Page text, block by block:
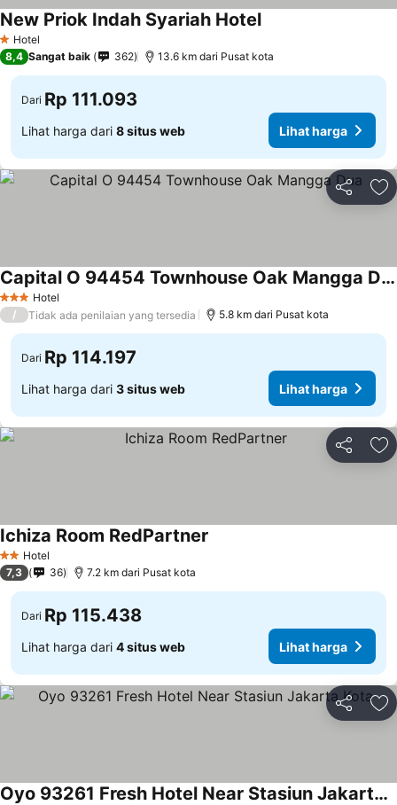
1 Bintang
Hotel
New Priok Indah Syariah HotelLihat harga
8,4 Sangat baik 362 13.6 km dari Pusat kota
Dari Rp 111.093
Lihat harga dari 8 situs web Lihat harga
Bagikan
3 BintangHotel
Capital O 94454 Townhouse Oak Mangga Dua
Lihat harga
/ Tidak ada penilaian yang tersedia 5.8 km dari Pusat kota
Dari Rp 114.197
Lihat harga dari 3 situs web Lihat harga
Bagikan
2 Bintang
Hotel
Ichiza Room RedPartner
7,3 36 7.2 km dari Pusat kota
Dari Rp 115.438
Lihat harga dari 4 situs web Lihat harga
Bagikan
Oyo 93261 Fresh Hotel Near Stasiun Jakarta Kota